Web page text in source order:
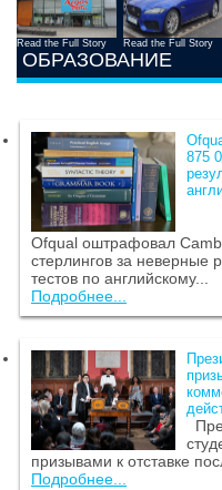
Read the Full Story Read the Full Story
ОБРАЗОВАНИЕ
875
Ofqual оштрафовал
стерлингов за неверные
тестов по английскому...
Подробнее...
призывами к отставке
Подробнее...